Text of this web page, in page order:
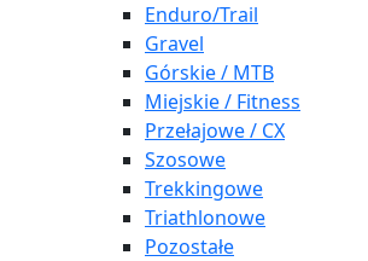
Enduro/Trail
Gravel
Górskie / MTB
Miejskie / Fitness
Przełajowe / CX
Szosowe
Trekkingowe
Triathlonowe
Pozostałe